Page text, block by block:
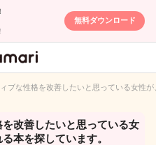
無料ダウンロード
名QA
ブな性格を改善したいと思っている女性
改善したいと思っている女
本を探しています。